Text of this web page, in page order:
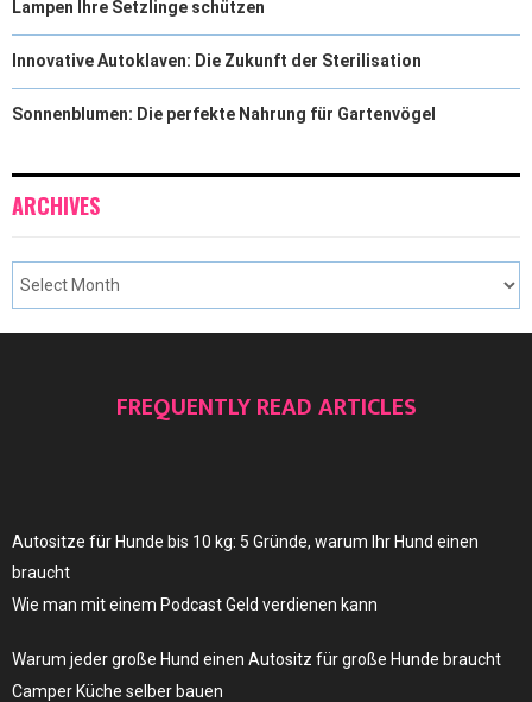
Lampen Ihre Setzlinge schützen
Innovative Autoklaven: Die Zukunft der Sterilisation
Sonnenblumen: Die perfekte Nahrung für Gartenvögel
ARCHIVES
FREQUENTLY READ ARTICLES
Autositze für Hunde bis 10 kg: 5 Gründe, warum Ihr Hund einen
braucht
Wie man mit einem Podcast Geld verdienen kann
Warum jeder große Hund einen Autositz für große Hunde braucht
Camper Küche selber bauen